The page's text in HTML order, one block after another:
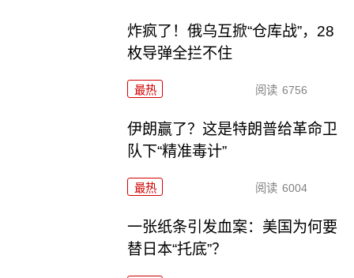
炸疯了！俄乌互掀“仓库战”，28
枚导弹全拦不住
最热 阅读 6756
伊朗赢了？这是特朗普给革命卫
队下“精准毒计”
最热 阅读 6004
一张纸条引发血案：美国为何要
替日本“托底”？